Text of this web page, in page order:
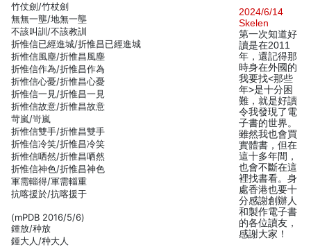
竹仗劍/竹杖劍
無無一壟/地無一壟
不該叫訓/不該教訓
折惟信已經進城/折惟昌已經進城
折惟信風塵/折惟昌風塵
折惟信作為/折惟昌作為
折惟信心憂/折惟昌心憂
折惟信一見/折惟昌一見
折惟信故意/折惟昌故意
苛嵐/岢嵐
折惟信雙手/折惟昌雙手
折惟信冷笑/折惟昌冷笑
折惟信哂然/折惟昌哂然
折惟信神色/折惟昌神色
軍需輜得/軍需輜重
抗喀援於/抗喀援于
(mPDB 2016/5/6)
鍾放/种放
鍾大人/种大人
2024/6/14
Skelen
第一次知道好
讀是在2011
年，還記得那
時身在外國的
我要找<那些
年>是十分困
難，就是好讀
令我發現了電
子書的世界。
雖然我也會買
實體書，但在
這十多年間，
也會不斷在這
裡找書看。身
處香港也要十
分感謝創辦人
和製作電子書
的各位讀友，
感謝大家！